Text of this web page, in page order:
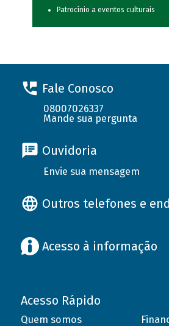
Patrocínio a eventos culturais
Fale Conosco
08007026337
Mande sua pergunta
Ouvidoria
Envie sua mensagem
Outros telefones e
Acesso à informação
Acesso Rápido
Quem somos